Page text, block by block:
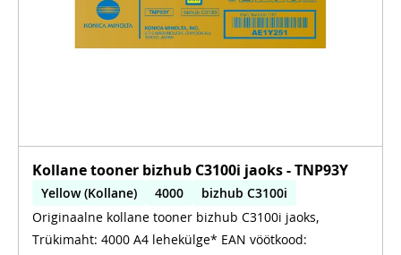
Kollane tooner bizhub C3100i jaoks - TNP93Y
Yellow (Kollane) 4000
bizhub C3100i
Originaalne kollane tooner bizhub C3100i jaoks,
Trükimaht: 4000 A4 lehekülge* EAN vöötkood: